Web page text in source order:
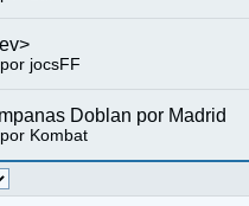
jocsFF
Doblan por Madrid
Kombat